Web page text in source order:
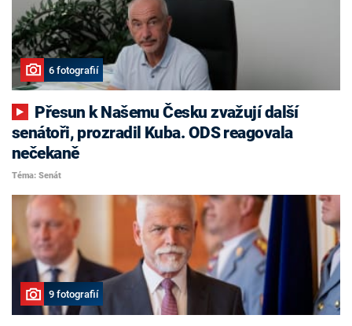
6 fotografií
senátoři, prozradil Kuba. ODS reagovala
nečekaně
Téma: Senát
9 fotografií